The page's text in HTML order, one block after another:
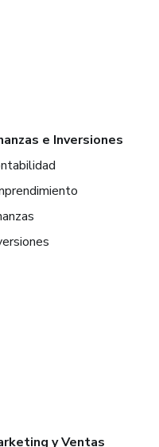
e Inversiones
y Ventas